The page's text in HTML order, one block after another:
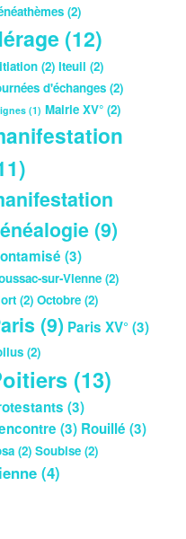
(2)
(12)
(2) Iteuil (2)
d'échanges (2)
(1) Mairie XV° (2)
(9)
(3)
sur-Vienne (2)
(2) Octobre (2)
(9) Paris XV°(3)
(2)
(13)
(3)
(3) Rouillé (3)
(2) Soubise (2)
(4)